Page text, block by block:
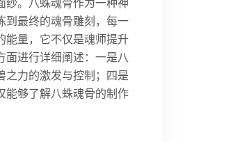
到最终的魂骨雕刻，每一
能量，它不仅是魂师提升
面进行详细阐述：一是八
之力的激发与控制；四是
能够了解八蛛魂骨的制作